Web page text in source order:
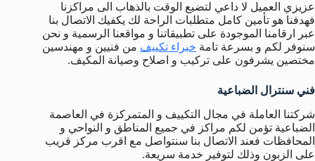
عزيزي العميل لا داعي لتضيع الوقت بالذهاب الى مراكزنا
فهدفنا هو تأمين كامل متطلبات الراحة لك يكفيك الاتصال بنا
عبر ارقامنا الموجودة على تطبيقاتنا و مواقعنا الرسمية و نحن
سنوفر لكم و بسرعة تامة خبراء تكييف من فنيين و مهندسين
مختصين يشرفون على تركيب و اصلاح وصيانة المكيف.
فني سنترال الضباعية
شركتنا العاملة في مجال التكييف و المتمركزة في العاصمة
الضباعية تؤمن لكم مراكز في جميع المناطق و النواحي و
المحافظات فعند الاتصال بنا سنتواصل مع اقرب مركز قريب
على الزبون وذلك لتوفير خدمة سريعة.